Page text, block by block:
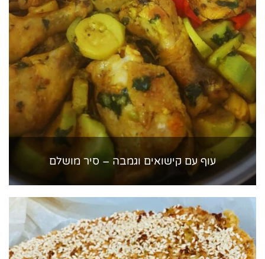
עוף עם קישואים וגמבה – סיר מושלם